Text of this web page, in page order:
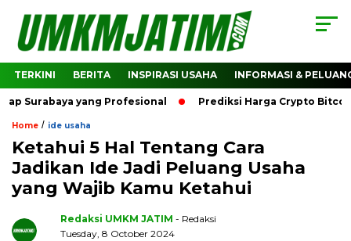
TERKINI BERITA INSPIRASI USAHA INFORMASI &
yang Profesional Prediksi Harga Crypto Bitcoin:
Home / ide usaha
Ketahui 5 Hal Tentang Cara
Jadikan Ide Jadi Peluang Usaha
yang Wajib Kamu Ketahui
Redaksi UMKM JATIM - Redaksi
Tuesday, 8 October 2024